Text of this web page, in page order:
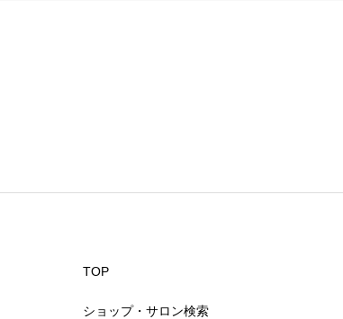
TOP
ショップ・サロン検索